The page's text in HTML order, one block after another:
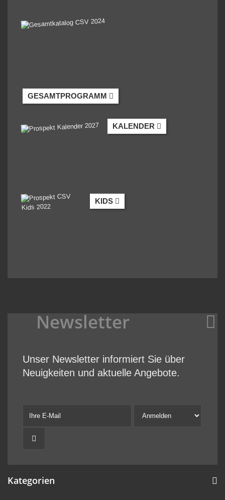
GESAMTPROGRAMM
KALENDER
KIDS
Newsletter
Unser Newsletter informiert Sie über
Neuigkeiten und aktuelle Angebote.
Kategorien